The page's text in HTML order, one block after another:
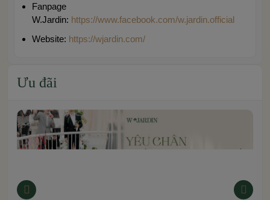
Fanpage
W.Jardin: https://www.facebook.com/w.jardin.official
Website: https://wjardin.com/
Ưu đãi